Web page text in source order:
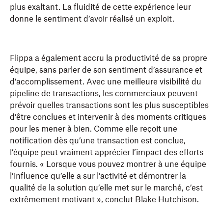
plus exaltant. La fluidité de cette expérience leur
donne le sentiment d’avoir réalisé un exploit.
Flippa a également accru la productivité de sa propre
équipe, sans parler de son sentiment d’assurance et
d’accomplissement. Avec une meilleure visibilité du
pipeline de transactions, les commerciaux peuvent
prévoir quelles transactions sont les plus susceptibles
d’être conclues et intervenir à des moments critiques
pour les mener à bien. Comme elle reçoit une
notification dès qu’une transaction est conclue,
l’équipe peut vraiment apprécier l’impact des efforts
fournis. « Lorsque vous pouvez montrer à une équipe
l’influence qu’elle a sur l’activité et démontrer la
qualité de la solution qu’elle met sur le marché, c’est
extrêmement motivant », conclut Blake Hutchison.